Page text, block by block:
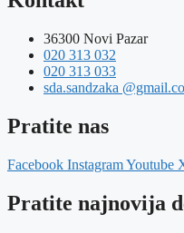
36300 Novi Pazar
020 313 032
020 313 033
sda.sandzaka
Pratite nas
Facebook InstagramYoutube
Pratite najnovija